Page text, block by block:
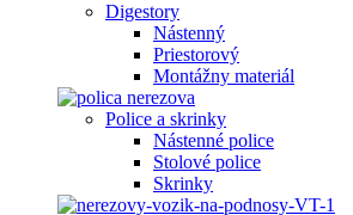
Digestory
Nástenný
Priestorový
Montážny materiál
Police a skrinky
Nástenné police
Stolové police
Skrinky